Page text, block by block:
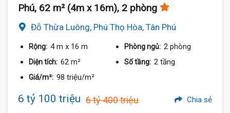
Phú, 62 m² (4m x 16m), 2 phòng
Đỗ Thừa Luông, Phú Thọ Hòa, Tân Phú
Rộng: 4 m x 16 m Phòng ngủ: 2 phòng
Diện tích: 62 m² Số tầng: 2 tầng
Giá/m²: 98 triệu/m²
6 tỷ 100 triệu 6 tỷ 400 triệu Chia sẻ